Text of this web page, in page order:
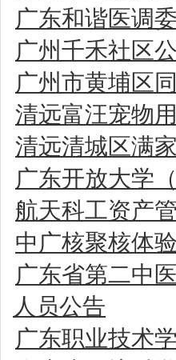
广东和谐医调
广州千禾社区
广州市黄埔区
清远富汪宠物
清远清城区满
广东开放大学
航天科工资产
中广核聚核体
广东省第二中
人员公告
广东职业技术